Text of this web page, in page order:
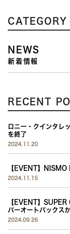
CATEGORY
NEWS
新着情報
RECENT
ロニー・クインタ
を終了
2024.11.20
【EVENT】
2024.11.15
【EVENT】
パーオートバックス
2024.09.26